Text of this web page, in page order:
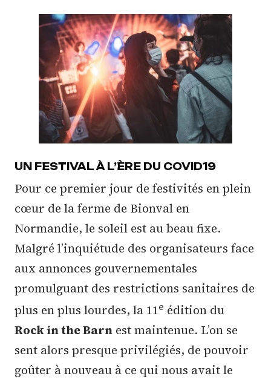
UN FESTIVAL À L’ÈRE DU COVID19
Pour ce premier jour de festivités en plein
cœur de la ferme de Bionval en
Normandie, le soleil est au beau fixe.
Malgré l’inquiétude des organisateurs face
aux annonces gouvernementales
promulguant des restrictions sanitaires de
plus en plus lourdes, la 11e édition du
Rock in the Barn est maintenue. L’on se
sent alors presque privilégiés, de pouvoir
goûter à nouveau à ce qui nous avait le